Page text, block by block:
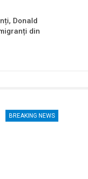
Donald
din
BREAKING NEWS